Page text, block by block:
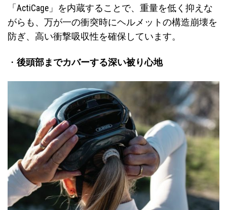
「ActiCage」を内蔵することで、重量を低く抑えな
がらも、万が一の衝突時にヘルメットの構造崩壊を
防ぎ、高い衝撃吸収性を確保しています。
・ 後頭部までカバーする深い被り心地